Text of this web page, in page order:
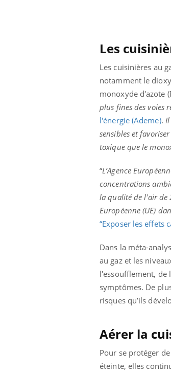
Les
Les cuisinières au
notamment le
monoxyde d'azote
plus fines des voies
l'énergie (Ademe).
sensibles et
toxique que le
“L’Agence
concentrations
la qualité de l'air de
Européenne (UE)
“Exposer les effets
Dans la méta-
au gaz et les
l'essoufflement, de
symptômes. De
risques qu’ils
Aérer la
Pour se protéger
éteinte, elles